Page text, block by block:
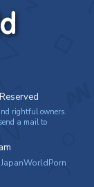
rightful owners.
a mail to
JapanWorldPorn